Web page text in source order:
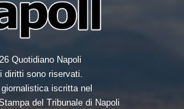
Quotidiano Napoli
diritti sono riservati.
iscritta nel
del Tribunale di Napoli